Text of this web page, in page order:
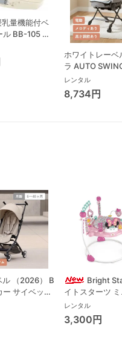
量機能付ベ
ル BB-105 タ
ベビースケ
ホワイトレーベ
ラ AUTO
Long スリープ
コンビ(Combi)
チェア・ベビー
レンタル
8,734円
ル （2026） B
サイベック
Bright
イトスターツ
ス フォーエバ
レンド ジャン
パルー キッズ
レンタル
3,300円